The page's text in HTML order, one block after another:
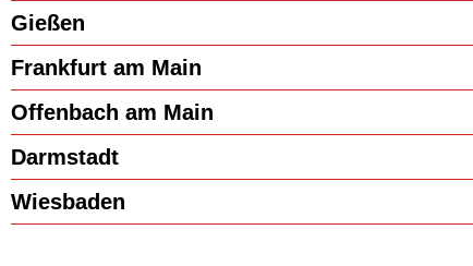
Gießen
Frankfurt am Main
Offenbach am Main
Darmstadt
Wiesbaden